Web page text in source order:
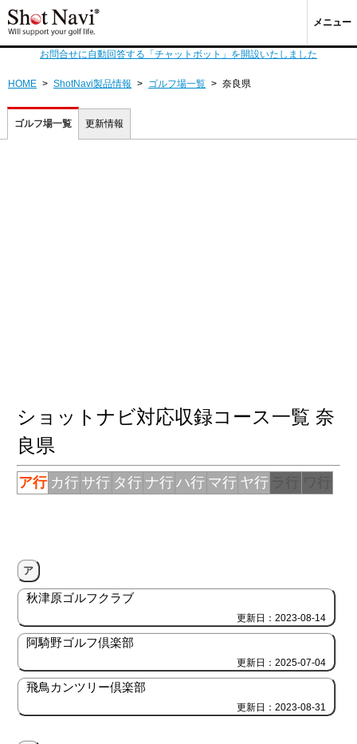
メニュー
お問合せに自動回答する「チャットボット」を開設いたしました
HOME > ShotNavi製品情報 > ゴルフ場一覧 > 奈良県
ゴルフ場一覧 更新情報
ショットナビ対応収録コース一覧 奈
良県
ア行 カ行 サ行 タ行 ナ行ハ行 マ行 ヤ行
ア
秋津原ゴルフクラブ
更新日：2023-08-14
阿騎野ゴルフ倶楽部
更新日：2025-07-04
飛鳥カンツリー倶楽部
更新日：2023-08-31